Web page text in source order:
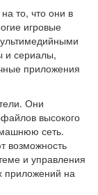
то, что они в
игровые
и сериалы,
приложения
Они
высокого
сеть.
возможность
и управления
приложений на